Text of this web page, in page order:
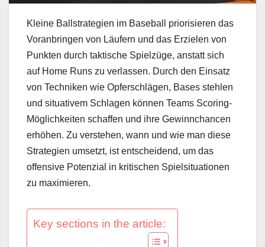
Kleine Ballstrategien im Baseball priorisieren das
Voranbringen von Läufern und das Erzielen von
Punkten durch taktische Spielzüge, anstatt sich
auf Home Runs zu verlassen. Durch den Einsatz
von Techniken wie Opferschlägen, Bases stehlen
und situativem Schlagen können Teams Scoring-
Möglichkeiten schaffen und ihre Gewinnchancen
erhöhen. Zu verstehen, wann und wie man diese
Strategien umsetzt, ist entscheidend, um das
offensive Potenzial in kritischen Spielsituationen
zu maximieren.
Key sections in the article: